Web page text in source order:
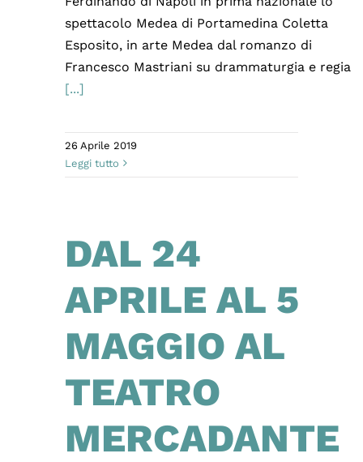
spettacolo Medea di Portamedina Coletta
Esposito, in arte Medea dal romanzo di
Francesco Mastriani su drammaturgia e regia
[...]
26 Aprile 2019
Leggi tutto
DAL 24
APRILE AL 5
MAGGIO AL
TEATRO
MERCADANTE